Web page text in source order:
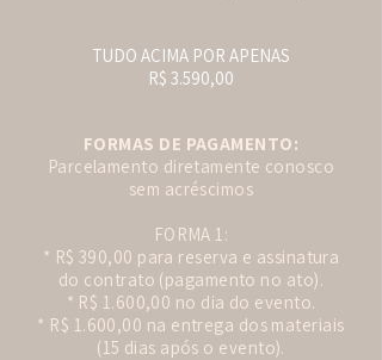
TUDO ACIMA POR APENAS
R$ 3.590,00
FORMAS DE PAGAMENTO:
Parcelamento diretamente conosco
sem acréscimos
FORMA 1:
* R$ 390,00 para reserva e assinatura
do contrato (pagamento no ato).
* R$ 1.600,00 no dia do evento.
* R$ 1.600,00 na entrega dos materiais
(15 dias após o evento).